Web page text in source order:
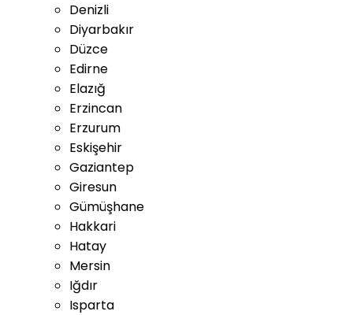
Denizli
Diyarbakır
Düzce
Edirne
Elazığ
Erzincan
Erzurum
Eskişehir
Gaziantep
Giresun
Gümüşhane
Hakkari
Hatay
Mersin
Iğdır
Isparta